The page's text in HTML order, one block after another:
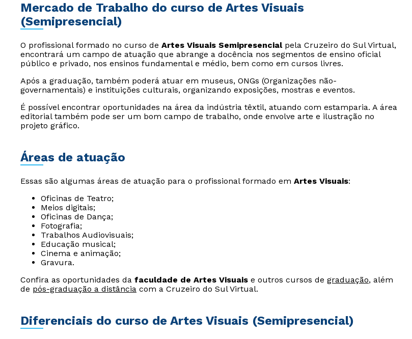
Mercado de Trabalho do curso de Artes Visuais
(Semipresencial)
O profissional formado no curso de Artes Visuais Semipresencialpela Cruzeiro do Sul Virtual,
encontrará um campo de atuação que abrange a docência nos segmentos de ensino oficial
público e privado, nos ensinos fundamental e médio, bem como em cursos livres.
Após a graduação, também poderá atuar em museus, ONGs (Organizações não-
governamentais) e instituições culturais, organizando exposições, mostras e eventos.
É possível encontrar oportunidades na área da indústria têxtil, atuando com estamparia. A área
editorial também pode ser um bom campo de trabalho, onde envolve arte e ilustração no
projeto gráfico.
Áreas de atuação
Essas são algumas áreas de atuação para o profissional formado em Artes Visuais:
Oficinas de Teatro;
Meios digitais;
Oficinas de Dança;
Fotografia;
Trabalhos Audiovisuais;
Educação musical;
Cinema e animação;
Gravura.
Confira as oportunidades da faculdade de Artes Visuais e outros cursos de graduação, além
de pós-graduação a distância com a Cruzeiro do Sul Virtual.
Diferenciais do curso de Artes Visuais (Semipresencial)
Rápido e fácil
Rápido e fácil